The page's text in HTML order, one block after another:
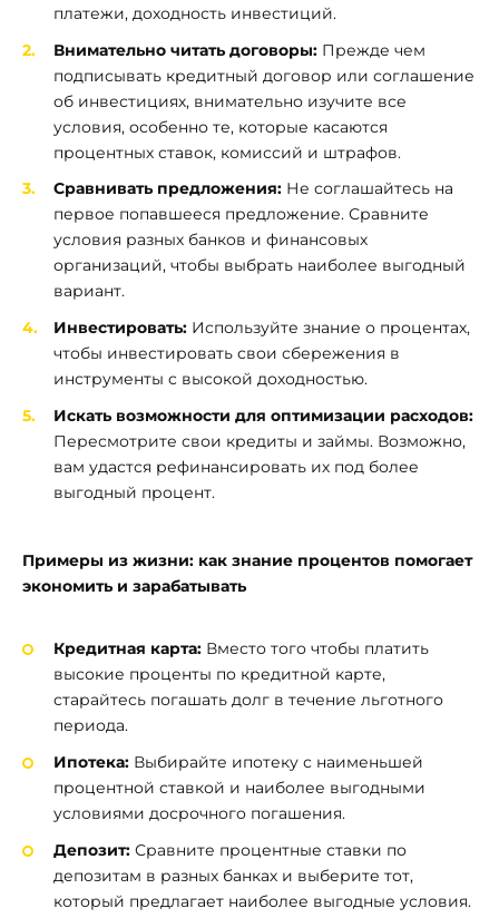
платежи, доходность инвестиций.
Внимательно читать договоры: Прежде чем
подписывать кредитный договор или соглашение
об инвестициях, внимательно изучите все
условия, особенно те, которые касаются
процентных ставок, комиссий и штрафов.
Сравнивать предложения: Не соглашайтесь на
первое попавшееся предложение. Сравните
условия разных банков и финансовых
организаций, чтобы выбрать наиболее выгодный
вариант.
Инвестировать: Используйте знание о процентах,
чтобы инвестировать свои сбережения в
инструменты с высокой доходностью.
Искать возможности для оптимизации расходов:
Пересмотрите свои кредиты и займы. Возможно,
вам удастся рефинансировать их под более
выгодный процент.
Примеры из жизни: как знание процентов помогает
экономить и зарабатывать
Кредитная карта: Вместо того чтобы платить
высокие проценты по кредитной карте,
старайтесь погашать долг в течение льготного
периода.
Ипотека: Выбирайте ипотеку с наименьшей
процентной ставкой и наиболее выгодными
условиями досрочного погашения.
Депозит: Сравните процентные ставки по
депозитам в разных банках и выберите тот,
который предлагает наиболее выгодные условия.